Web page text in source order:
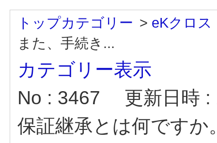
トップカテゴリー > eKクロス
また、手続き...
カテゴリー表示
No : 3467
更新日時
保証継承とは何です